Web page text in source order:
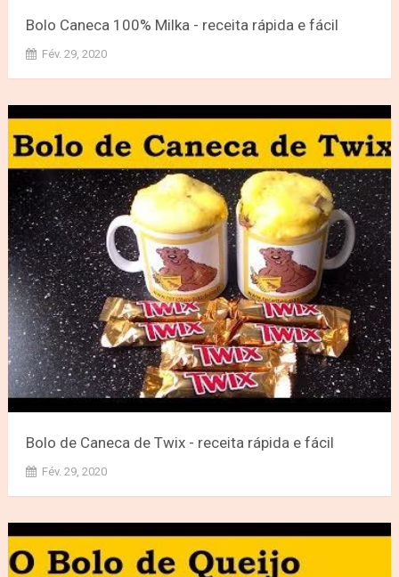
Bolo Caneca 100% Milka - receita rápida e fácil
Fév. 29, 2020
Bolo de Caneca de Twix - receita rápida e fácil
Fév. 29, 2020